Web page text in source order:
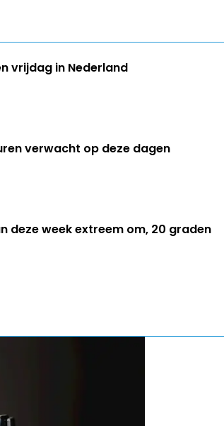
vrijdag in Nederland
verwacht op deze dagen
deze week extreem om, 20 graden